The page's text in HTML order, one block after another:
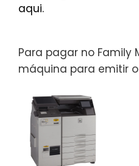
aqui.
Para pagar no Family
máquina para emitir